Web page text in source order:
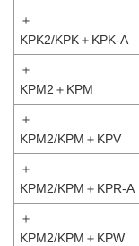
＋
KPK2/KPK＋KPK-A
＋
KPM2＋KPM
＋
KPM2/KPM＋KPV
＋
KPM2/KPM＋KPR-A
＋
KPM2/KPM＋KPW